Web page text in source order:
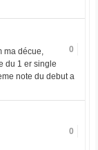
0
ma décue,
du 1 er single
note du debut a
0